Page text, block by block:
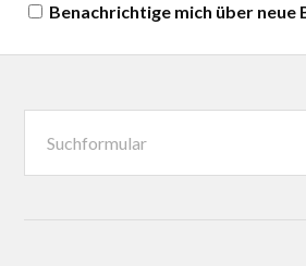
Benachrichtige mich über neue